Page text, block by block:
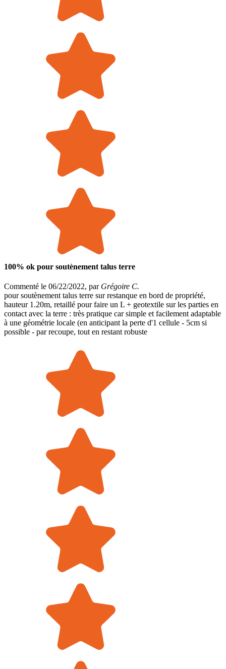
100% ok pour soutènement talus terre
Commenté le 06/22/2022, par Grégoire C.
pour soutènement talus terre sur restanque en bord de propriété,
hauteur 1.20m, retaillé pour faire un L + geotextile sur les parties en
contact avec la terre : très pratique car simple et facilement adaptable
à une géométrie locale (en anticipant la perte d'1 cellule - 5cm si
possible - par recoupe, tout en restant robuste